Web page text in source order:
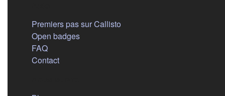
Premiers pas sur Callisto
Open badges
FAQ
Contact